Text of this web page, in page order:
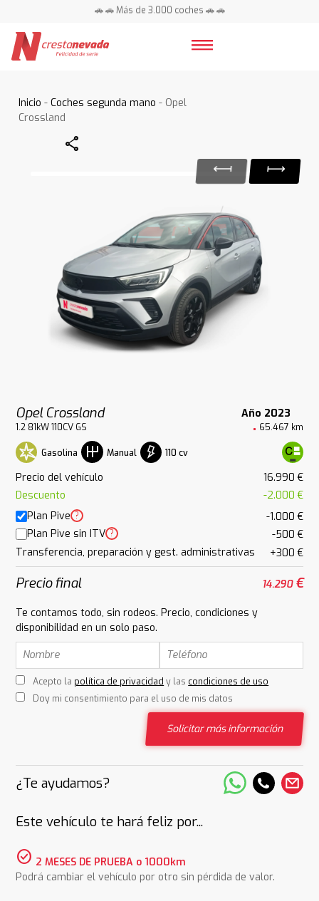
🚗 🚗 Más de 3.000 coches 🚗 🚗
Inicio -Coches segunda mano - Opel
Crossland
Share
Opel Crossland Año 2023
1.2 81kW 110CV GS 65.467 km
Gasolina Manual 110 cv
Precio del vehículo
16.990 €
Descuento
-2.000 €
Plan Pive ?
-1.000 €
Plan Pive sin ITV ?
-500 €
Transferencia, preparación y gest. administrativas
+300 €
Precio final 14.290€
Te contamos todo, sin rodeos. Precio, condiciones y
disponibilidad en un solo paso.
Acepto la política de privacidad y las condiciones de uso
Doy mi consentimiento para el uso de mis datos
Solicitar más información
¿Te ayudamos?
Este vehículo te hará feliz por...
check_circle 2 MESES DE PRUEBA o 1000km
Podrá cambiar el vehículo por otro sin pérdida de valor.